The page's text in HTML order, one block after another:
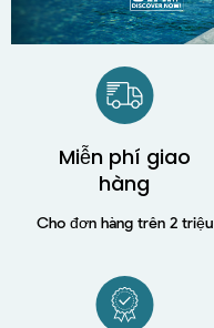
Miễn phí giao
hàng
Cho đơn hàng trên 2 triệu